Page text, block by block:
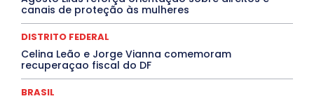
Especial
Espírito Santo
EVENTOS
EXPOSIÇÃO Featured
Febre Amarela
INTELIGÊNCIA ARTIFICIAL
INTERNACIONAL
Jogos Online
JUDICIÁRIO
MEIO AMBIENTE
canais de proteção às mulheres
DISTRITO FEDERAL
Celina Leão e Jorge Vianna comemoram
recuperaçao fiscal do DF
BRASIL